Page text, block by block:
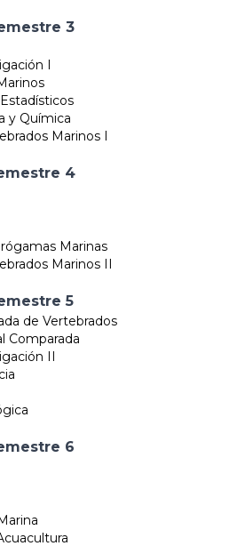
3
I
y Química
Marinos I
4
Marinas
Marinos II
5
de Vertebrados
Comparada
II
6